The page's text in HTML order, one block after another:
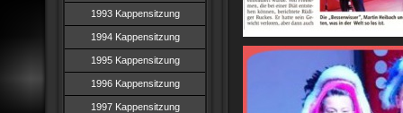
1993 Kappensitzung
1994 Kappensitzung
1995 Kappensitzung
1996 Kappensitzung
1997 Kappensitzung